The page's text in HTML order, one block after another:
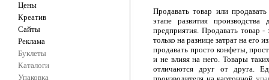
Цены
Креатив
Сайты
Реклама
Буклеты
Каталоги
Упаковка
Продавать товар или
этапе развития
предприятия. Продавать товар -
только на разнице затрат на его
продавать просто конфеты,
и не влияя на него. Товары
отличаются друг от друга.